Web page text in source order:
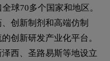
球70多个国家和地区。
创新制剂和高端仿制
创新研发产业化平台。
西、圣路易斯等地设立